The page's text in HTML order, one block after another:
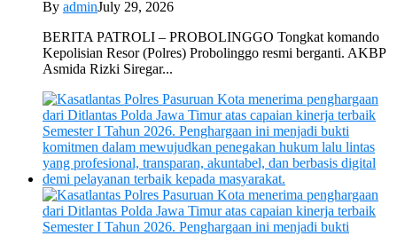
By adminJuly 29, 2026
BERITA PATROLI – PROBOLINGGO Tongkat komando
Kepolisian Resor (Polres) Probolinggo resmi berganti. AKBP
Asmida Rizki Siregar...